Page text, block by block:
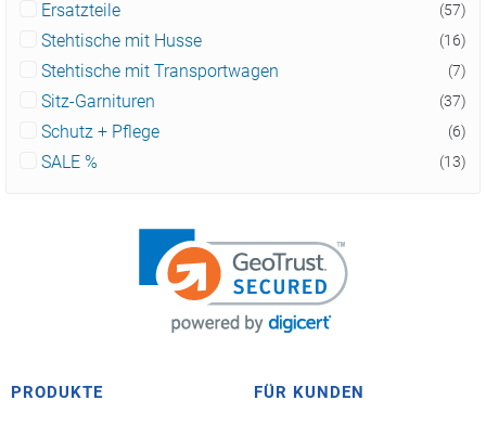
Ersatzteile (57)
Stehtische mit Husse (16)
Stehtische mit Transportwagen (7)
Sitz-Garnituren (37)
Schutz + Pflege (6)
SALE % (13)
PRODUKTE FÜR KUNDEN